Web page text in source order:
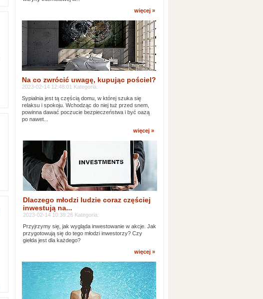
więcej »
Na co zwrócić uwagę, kupując pościel?
2023-02-14 12:48:01 Kategoria:
Sypialnia jest tą częścią domu, w której szuka się
relaksu i spokoju. Wchodząc do niej tuż przed snem,
powinna dawać poczucie bezpieczeństwa i być oazą
po nawet...
więcej »
Dlaczego młodzi ludzie coraz częściej
inwestują na...
2023-02-14 10:39:26 Kategoria:
Przyjrzymy się, jak wygląda inwestowanie w akcje. Jak
przygotowują się do tego młodzi inwestorzy? Czy
giełda jest dla każdego?
więcej »